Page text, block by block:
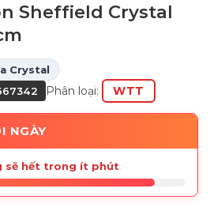
Sheffield Crystal
Crystal
Phân loại: WTT
NGÀY
sẽ hết trong ít phút